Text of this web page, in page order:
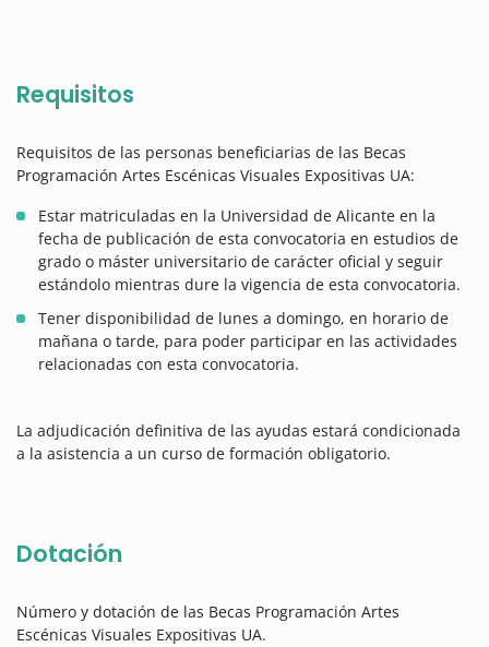
Requisitos
Requisitos de las personas beneficiarias de las Becas
Programación Artes Escénicas Visuales Expositivas UA:
Estar matriculadas en la Universidad de Alicante en la
fecha de publicación de esta convocatoria en estudios de
grado o máster universitario de carácter oficial y seguir
estándolo mientras dure la vigencia de esta convocatoria.
Tener disponibilidad de lunes a domingo, en horario de
mañana o tarde, para poder participar en las actividades
relacionadas con esta convocatoria.
La adjudicación definitiva de las ayudas estará condicionada
a la asistencia a un curso de formación obligatorio.
Dotación
Número y dotación de las Becas Programación Artes
Escénicas Visuales Expositivas UA.